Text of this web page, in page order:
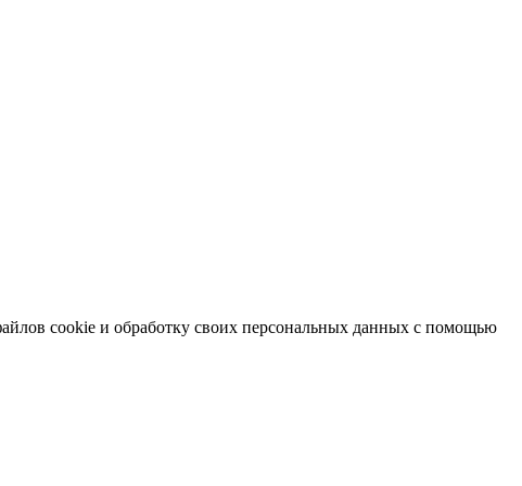
cookie и обработку своих персональных данных с помощью